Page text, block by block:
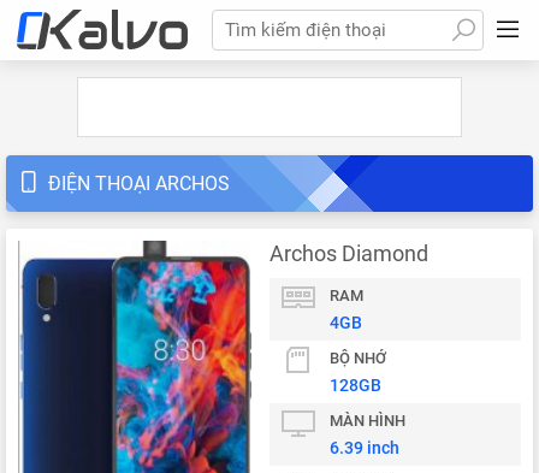
Tìm kiếm điện thoại
ĐIỆN THOẠI ARCHOS
Archos Diamond
RAM
4GB
BỘ NHỚ
128GB
MÀN HÌNH
6.39 inch